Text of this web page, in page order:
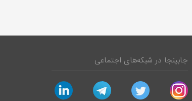
جابینجا در شبکه‌های اجتماعی
instagram
twitter
telegram
linkedin